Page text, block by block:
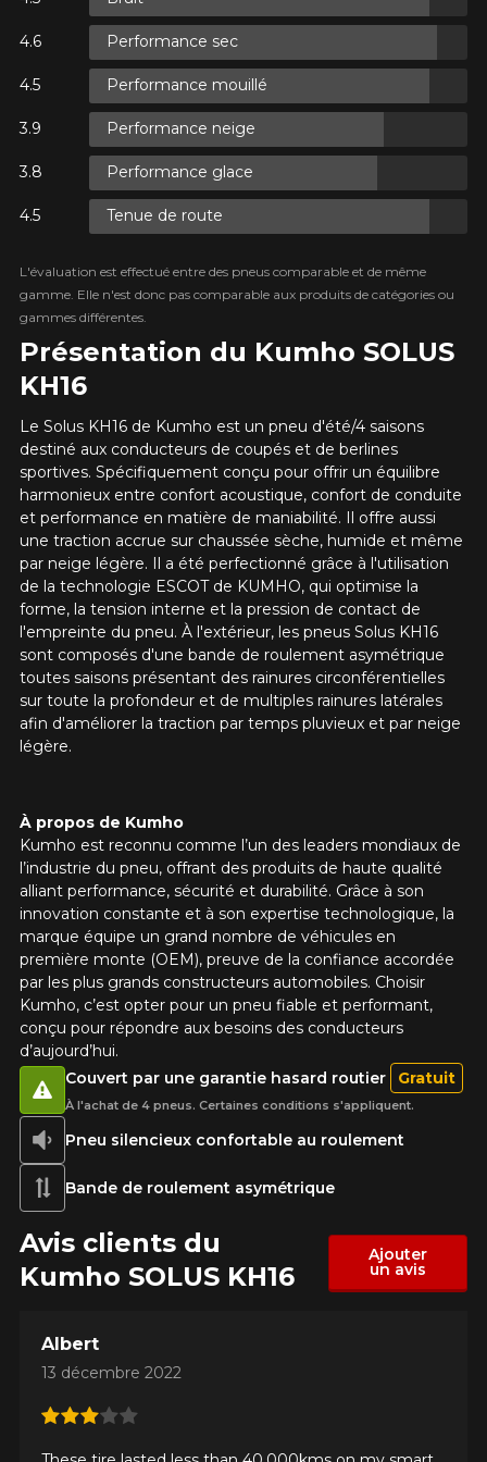
Présentation du Kumho SOLUS
KH16
Le Solus KH16 de Kumho est un pneu d'été/4 saisons
destiné aux conducteurs de coupés et de berlines
sportives. Spécifiquement conçu pour offrir un équilibre
harmonieux entre confort acoustique, confort de conduite
et performance en matière de maniabilité. Il offre aussi
une traction accrue sur chaussée sèche, humide et même
par neige légère. Il a été perfectionné grâce à l'utilisation
de la technologie ESCOT de KUMHO, qui optimise la
forme, la tension interne et la pression de contact de
l'empreinte du pneu. À l'extérieur, les pneus Solus KH16
sont composés d'une bande de roulement asymétrique
toutes saisons présentant des rainures circonférentielles
sur toute la profondeur et de multiples rainures latérales
afin d'améliorer la traction par temps pluvieux et par neige
légère.
À propos de Kumho
Kumho est reconnu comme l’un des leaders mondiaux de
l’industrie du pneu, offrant des produits de haute qualité
alliant performance, sécurité et durabilité. Grâce à son
innovation constante et à son expertise technologique, la
marque équipe un grand nombre de véhicules en
première monte (OEM), preuve de la confiance accordée
par les plus grands constructeurs automobiles. Choisir
Kumho, c’est opter pour un pneu fiable et performant,
conçu pour répondre aux besoins des conducteurs
d’aujourd’hui.
Performance sec
Performance mouillé
Performance neige
Performance glace
Tenue de route
L'évaluation est effectué entre des pneus comparable et de même
gamme. Elle n'est donc pas comparable aux produits de catégories ou
gammes différentes.
Pneu silencieux confortable au roulement
Bande de roulement asymétrique
Couvert par une garantie hasard routier Gratuit
À l'achat de 4 pneus. Certaines conditions s'appliquent.
Avis clients du
Kumho SOLUS KH16
Ajouter
un avis
Albert
13 décembre 2022